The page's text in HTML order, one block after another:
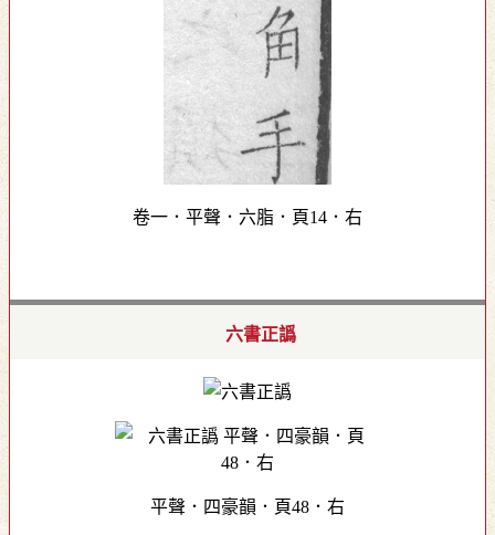
卷一．平聲．六脂．頁14．右
六書正譌
平聲．四豪韻．頁48．右